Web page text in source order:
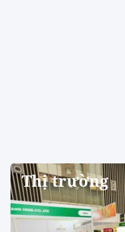
Thị trường